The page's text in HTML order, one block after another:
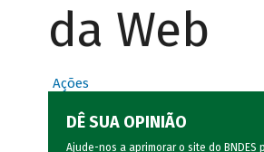
da Web
Ações
DÊ SUA OPINIÃO
Ajude-nos a aprimorar o site do BNDES